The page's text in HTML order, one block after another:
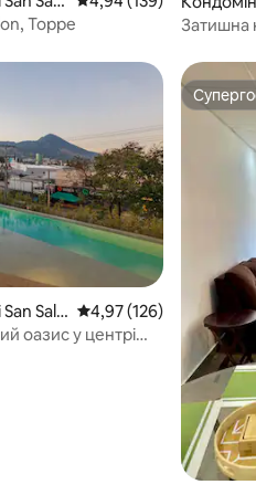
Торре
ador
Затишна
Salv
Середня оцінка: 4,97 з
4,97 (126)
оазис у центрі